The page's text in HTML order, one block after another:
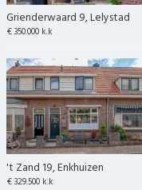
Grienderwaard 9, Lelystad
€ 350.000 k.k
't Zand 19, Enkhuizen
€ 329.500 k.k